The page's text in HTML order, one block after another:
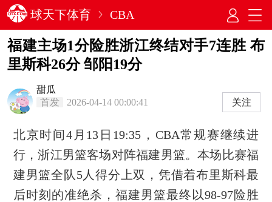
球天下体育 CBA
福建主场1分险胜浙江终结对手7连胜 布
里斯科26分 邹阳19分
甜瓜
首发
2026-04-14 00:00:41 关注
北京时间4月13日19:35，CBA常规赛继续进
行，浙江男篮客场对阵福建男篮。本场比赛福
建男篮全队5人得分上双，凭借着布里斯科最
后时刻的准绝杀，福建男篮最终以98-97险胜